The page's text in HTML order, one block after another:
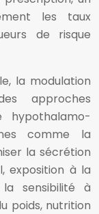
les taux
de risque
la modulation
approches
hypothalamo-
comme la
la sécrétion
exposition à la
sensibilité à
poids, nutrition